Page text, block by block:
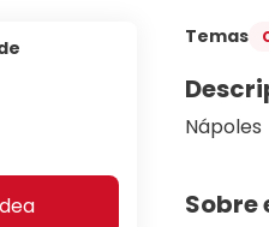
Temas
Nápoles
Sobre